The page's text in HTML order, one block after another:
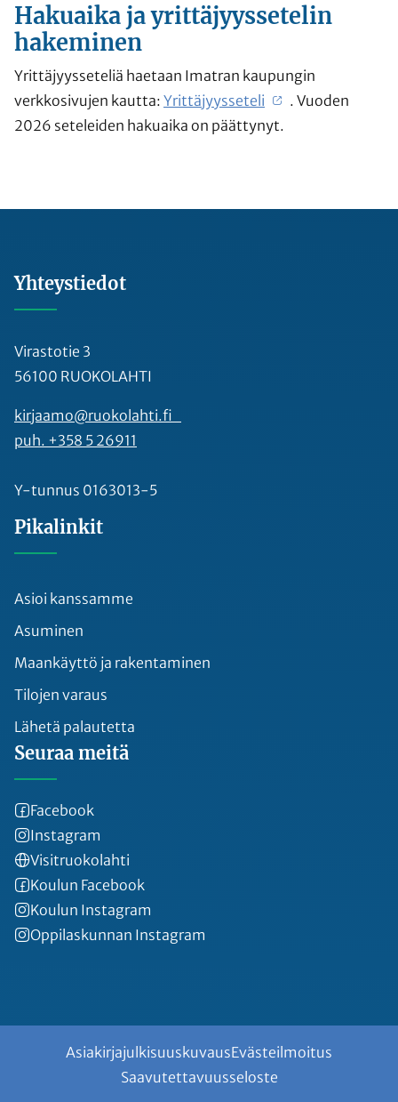
Hakuaika ja yrittäjyyssetelin
hakeminen
Yrittäjyysseteliä haetaan Imatran kaupungin
verkkosivujen kautta: Yrittäjyysseteli
. Vuoden
2026 seteleiden hakuaika on päättynyt.
Yhteystiedot
Virastotie 3
56100 RUOKOLAHTI
kirjaamo@ruokolahti.fi
puh. +358 5 26911
Y-tunnus 0163013-5
Pikalinkit
Asioi kanssamme
Asuminen
Maankäyttö ja rakentaminen
Tilojen varaus
Lähetä palautetta
Seuraa meitä
Facebook
Instagram
Visitruokolahti
Koulun Facebook
Koulun Instagram
Oppilaskunnan Instagram
AsiakirjajulkisuuskuvausEvästeilmoitus
Saavutettavuusseloste